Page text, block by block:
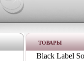
ТОВАРЫ
Black Label